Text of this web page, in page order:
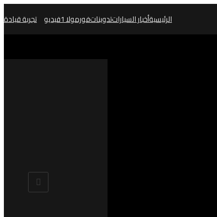
الرئيسيةأخبار السياراتتدويناتفورمولا 1 فيديو تجربة قيادة